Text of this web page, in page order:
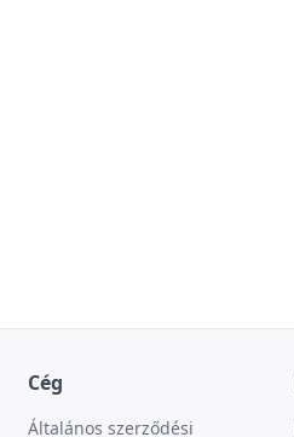
Cég
Általános szerződési